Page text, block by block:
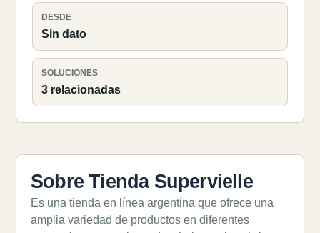
DESDE
Sin dato
SOLUCIONES
3 relacionadas
Sobre Tienda Supervielle
Es una tienda en línea argentina que ofrece una
amplia variedad de productos en diferentes